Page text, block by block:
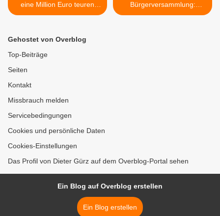
eine Million Euro teuren
Ausbau der
Bürgerversammlung:
überfahren von Niederbord-
Gehostet von Overblog
Top-Beiträge
Seiten
Kontakt
Missbrauch melden
Servicebedingungen
Cookies und persönliche Daten
Cookies-Einstellungen
Das Profil von Dieter Gürz auf dem Overblog-Portal sehen
Ein Blog auf Overblog erstellen
Ein Blog erstellen